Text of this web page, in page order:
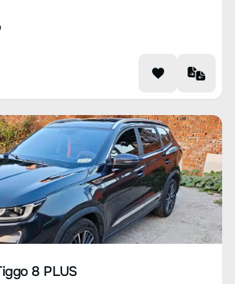
8 PLUS